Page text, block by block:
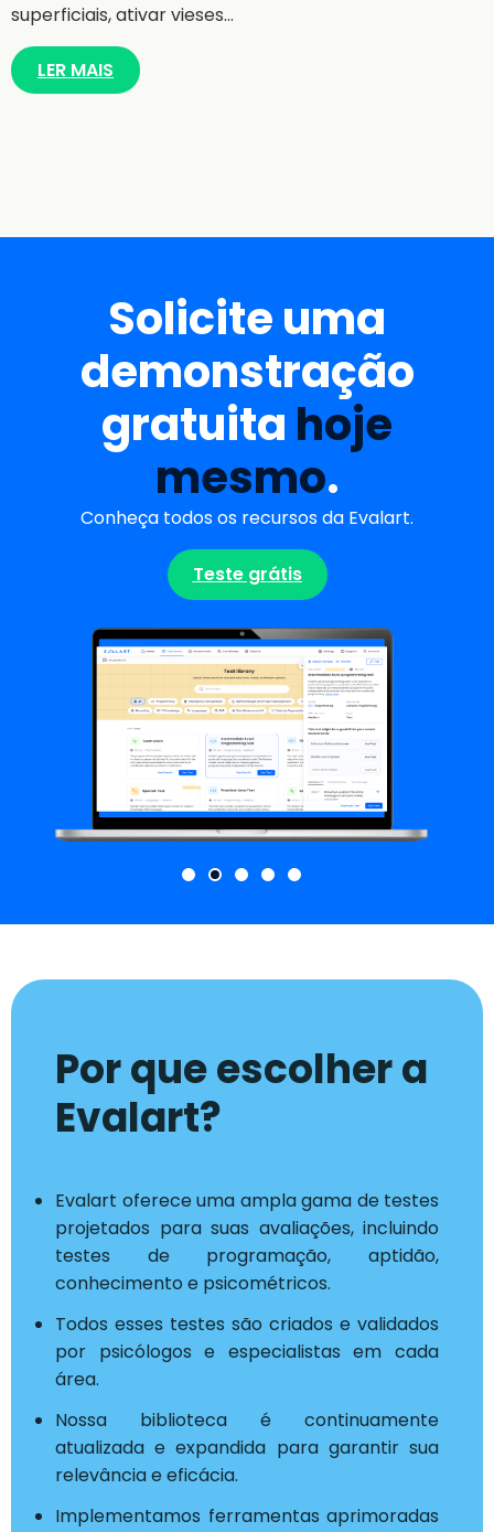
superficiais, ativar vieses…
LER MAIS
Solicite uma
demonstração
gratuita hoje
mesmo.
Conheça todos os recursos da Evalart.
Teste grátis
Por que escolher a
Evalart?
Evalart oferece uma ampla gama de testes
projetados para suas avaliações, incluindo
testes de programação, aptidão,
conhecimento e psicométricos.
Todos esses testes são criados e validados
por psicólogos e especialistas em cada
área.
Nossa biblioteca é continuamente
atualizada e expandida para garantir sua
relevância e eficácia.
Implementamos ferramentas aprimoradas